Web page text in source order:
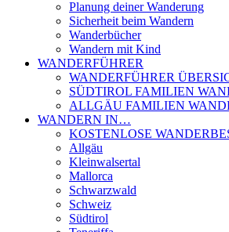
Planung deiner Wanderung
Sicherheit beim Wandern
Wanderbücher
Wandern mit Kind
WANDERFÜHRER
WANDERFÜHRER
SÜDTIROL FAMILIEN
ALLGÄU FAMILIEN
WANDERN IN…
KOSTENLOSE
Allgäu
Kleinwalsertal
Mallorca
Schwarzwald
Schweiz
Südtirol